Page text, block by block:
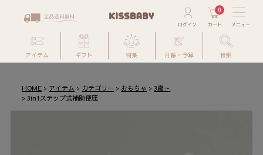
0
アイテム ギフト 特集 月齢・予算 検索
HOME アイテム カテゴリー おもちゃ
3歳～
3in1ステップ式補助便座